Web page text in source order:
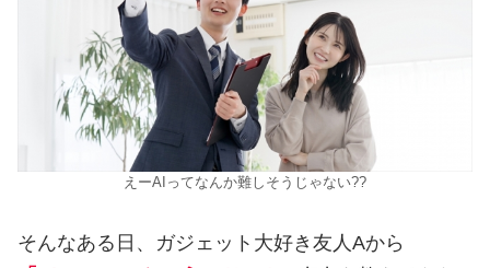
えーAIってなんか難しそうじゃない??
そんなある日、ガジェット大好き友人Aから